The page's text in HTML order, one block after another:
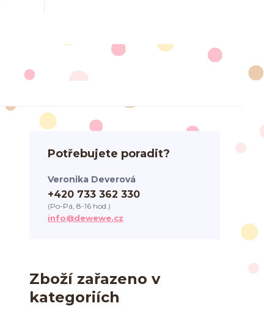
Zboží zařazeno v
kategoriích
Potřebujete poradit?
Veronika Deverová
+420 733 362 330
(Po-Pá, 8-16 hod.)
info@dewewe.cz